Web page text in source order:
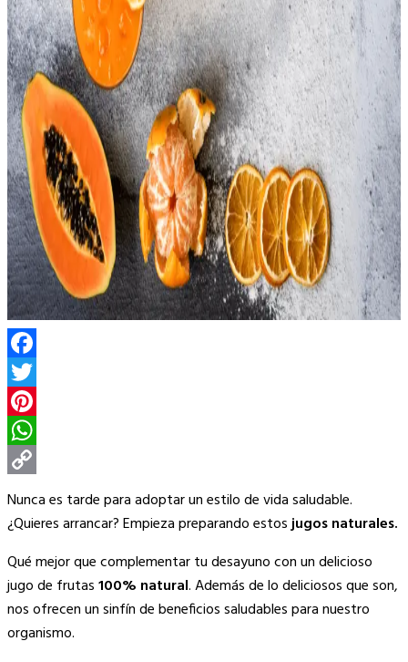
Facebook
Twitter
Pinterest
WhatsApp
Copy
Link
Nunca es tarde para adoptar un estilo de vida saludable.
¿Quieres arrancar? Empieza preparando estosjugos naturales.
Qué mejor que complementar tu desayuno con un delicioso
jugo de frutas100% natural. Además de lo deliciosos que son,
nos ofrecen un sinfín de beneficios saludables para nuestro
organismo.